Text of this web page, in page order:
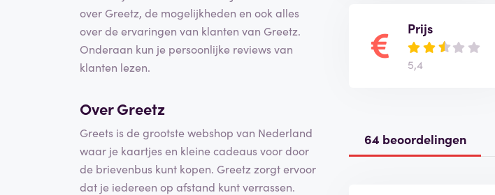
over Greetz, de mogelijkheden en ook alles
over de ervaringen van klanten van Greetz.
Onderaan kun je persoonlijke reviews van
klanten lezen.
Over Greetz
Greets is de grootste webshop van Nederland
waar je kaartjes en kleine cadeaus voor door
de brievenbus kunt kopen. Greetz zorgt ervoor
dat je iedereen op afstand kunt verrassen.
Prijs
5,4
64 beoordelingen